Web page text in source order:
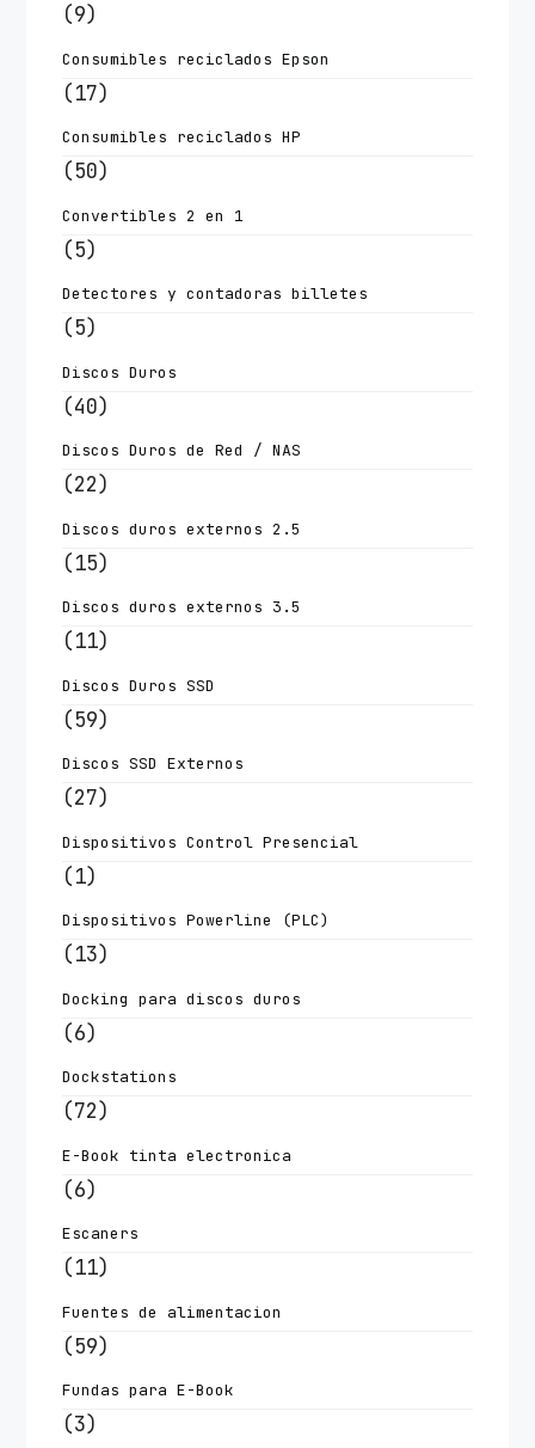
(9)
Consumibles reciclados Epson
(17)
Consumibles reciclados HP
(50)
Convertibles 2 en 1
(5)
Detectores y contadoras billetes
(5)
Discos Duros
(40)
Discos Duros de Red / NAS
(22)
Discos duros externos 2.5
(15)
Discos duros externos 3.5
(11)
Discos Duros SSD
(59)
Discos SSD Externos
(27)
Dispositivos Control Presencial
(1)
Dispositivos Powerline (PLC)
(13)
Docking para discos duros
(6)
Dockstations
(72)
E-Book tinta electronica
(6)
Escaners
(11)
Fuentes de alimentacion
(59)
Fundas para E-Book
(3)